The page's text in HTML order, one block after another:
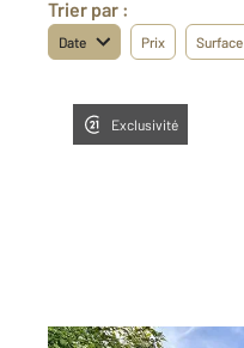
Trier par :
Date Prix Surface
Exclusivité